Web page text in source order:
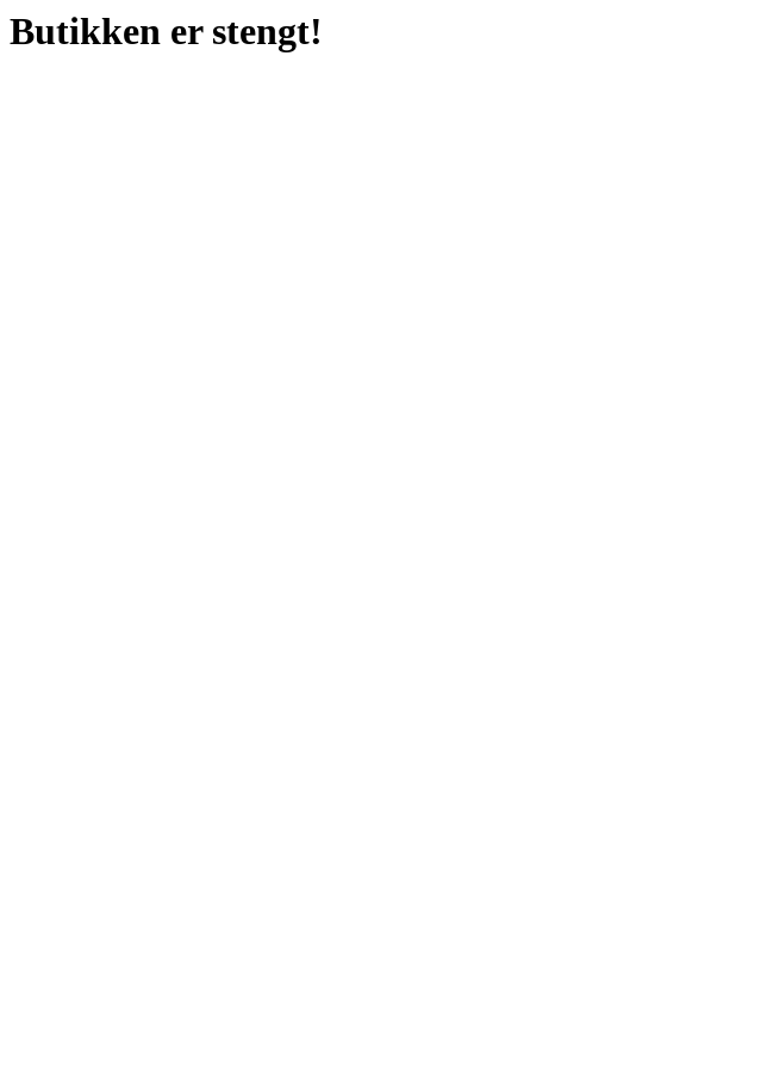
Butikken er stengt!